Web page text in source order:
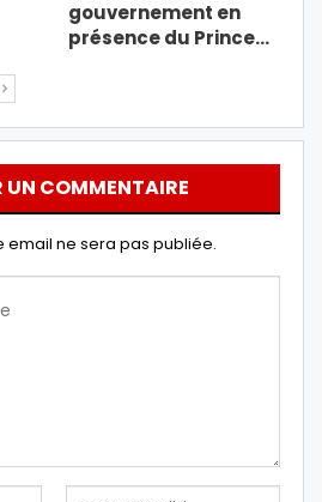
gouvernement en
présence du Prince…
UN COMMENTAIRE
email ne sera pas publiée.